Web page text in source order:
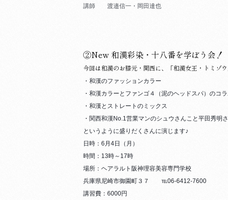
講師 渡邉信一・岡田達也
②New 和漢彩染・十八番を学ぼう会！
今回は和漢のお膝元・関西に、「和漢女王・トミゾ
・和漢のファッションカラー
・和漢カラーとファンゴ４（泥のヘッドスパ）のコ
・和漢とストレートのミックス
・関西和漢No.1営業マンのシュウさんこと平田秀明
というように盛りだくさんに演じます♪
日時：6月4日（月）
時間：13時～17時
場所：ヘアラルト阪神理容美容専門学校
兵庫県尼崎市御園町３７ ℡06-6412-7600
講習費：6000円